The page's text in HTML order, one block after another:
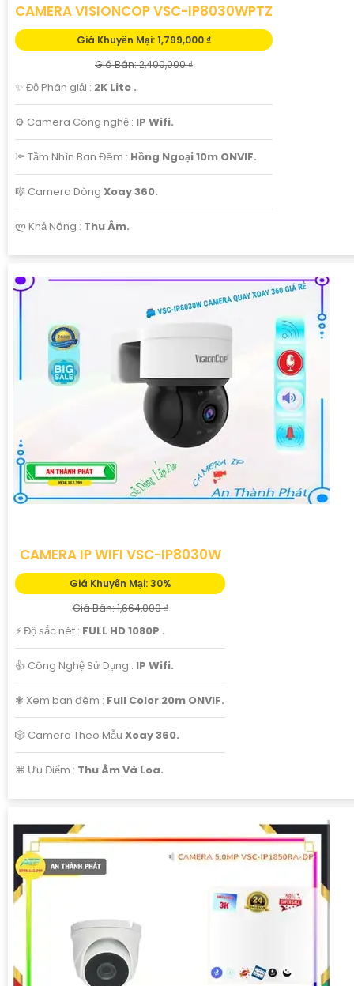
CAMERA VISIONCOP VSC-IP8030WPTZ
Giá Khuyến Mại: 1,799,000 ₫
Giá Bán: 2,400,000 ₫
✨ Độ Phân giải : 2K Lite .
⚙ Camera Công nghệ : IP Wifi.
🔦 Tầm Nhìn Ban Đêm : Hồng Ngoại 10m ONVIF.
🎼️ Camera Dòng Xoay 360.
️ლ Khả Năng : Thu Âm.
CAMERA IP WIFI VSC-IP8030W
Giá Khuyến Mại: 30%
Giá Bán: 1,664,000 ₫
️⚡ Độ sắc nét : FULL HD 1080P .
👍 Công Nghệ Sử Dụng : IP Wifi.
❃ Xem ban đêm : Full Color 20m ONVIF.
🎲 Camera Theo Mẫu Xoay 360.
️⌘ Ưu Điểm : Thu Âm Và Loa.